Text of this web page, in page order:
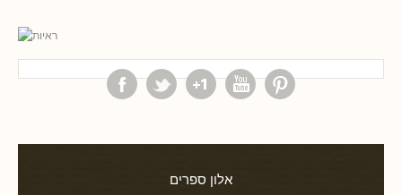
אלון ספרים